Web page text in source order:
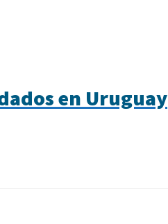
en Uruguay